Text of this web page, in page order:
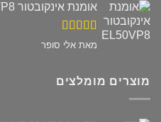
אומנת אינקובטור EL50VP8
דורג 5מתוך
מאת אלי סופר
מוצרים מומלצים